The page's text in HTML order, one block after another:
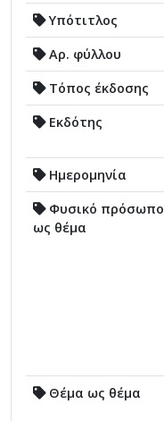
Υπότιτλος
Αρ. φύλλου
Τόπος έκδοσης
Εκδότης
Ημερομηνία
Φυσικό πρόσωπο
ως θέμα
Θέμα ως θέμα